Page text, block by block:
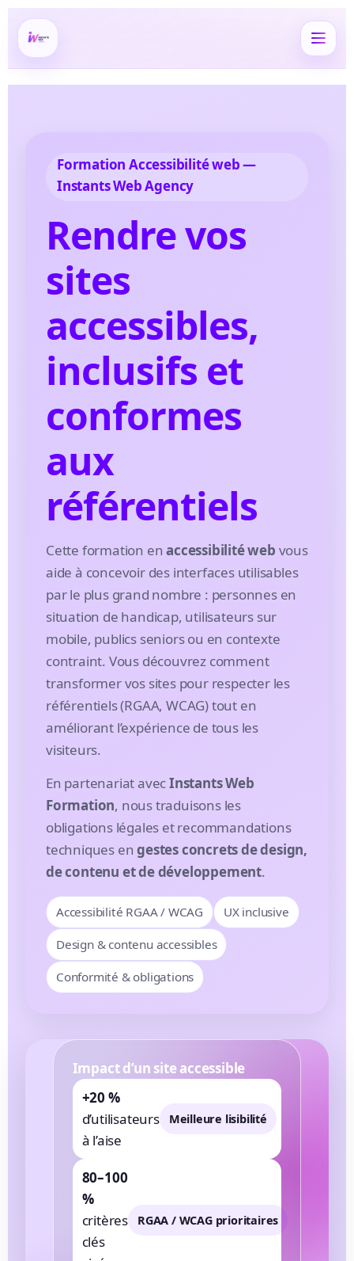
Formation Accessibilité web —
Instants Web Agency
Rendre vos
sites
accessibles,
inclusifs et
conformes
aux
référentiels
Cette formation enaccessibilité web vous
aide à concevoir des interfaces utilisables
par le plus grand nombre : personnes en
situation de handicap, utilisateurs sur
mobile, publics seniors ou en contexte
contraint. Vous découvrez comment
transformer vos sites pour respecter les
référentiels (RGAA, WCAG) tout en
améliorant l’expérience de tous les
visiteurs.
En partenariat avecInstants Web
Formation, nous traduisons les
obligations légales et recommandations
techniques engestes concrets de design,
de contenu et de développement.
Accessibilité RGAA / WCAG UX inclusive
Design & contenu accessibles
Conformité & obligations
Impact d’un site accessible
+20 %
d’utilisateurs
à l’aise
Meilleure lisibilité
80–100
%
critères
clés
RGAA / WCAG prioritaires